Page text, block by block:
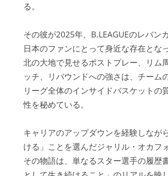
る。
その彼が2025年、B.LEAGUEのレバン
日本のファンにとって身近な存在となっ
北の大地で見せるポストプレー、リム
ッチ、リバウンドへの強さは、チーム
リーグ全体のインサイドバスケットの
性を秘めている。
キャリアのアップダウンを経験しなが
ける」ことを選んだジャリル・オカフォ
その物語は、単なるスター選手の履歴